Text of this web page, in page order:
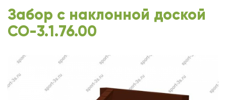
Забор с наклонной доской
СО-3.1.76.00